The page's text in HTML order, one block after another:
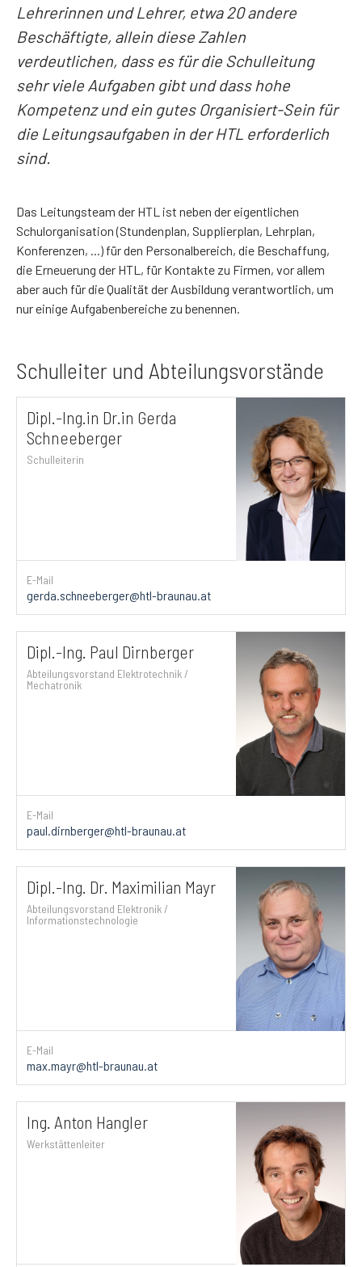
Lehrerinnen und Lehrer, etwa 20 andere
Beschäftigte, allein diese Zahlen
verdeutlichen, dass es für die Schulleitung
sehr viele Aufgaben gibt und dass hohe
Kompetenz und ein gutes Organisiert-Sein für
die Leitungsaufgaben in der HTL erforderlich
sind.
Das Leitungsteam der HTL ist neben der eigentlichen
Schulorganisation (Stundenplan, Supplierplan, Lehrplan,
Konferenzen, ...) für den Personalbereich, die Beschaffung,
die Erneuerung der HTL, für Kontakte zu Firmen, vor allem
aber auch für die Qualität der Ausbildung verantwortlich, um
nur einige Aufgabenbereiche zu benennen.
Schulleiter und Abteilungsvorstände
Dipl.-Ing.in Dr.in Gerda
Schneeberger
Schulleiterin
E-Mail
gerda.schneeberger@htl-braunau.at
Dipl.-Ing. Paul Dirnberger
Abteilungsvorstand Elektrotechnik /
Mechatronik
E-Mail
paul.dirnberger@htl-braunau.at
Dipl.-Ing. Dr. Maximilian Mayr
Abteilungsvorstand Elektronik /
Informationstechnologie
E-Mail
max.mayr@htl-braunau.at
Ing. Anton Hangler
Werkstättenleiter